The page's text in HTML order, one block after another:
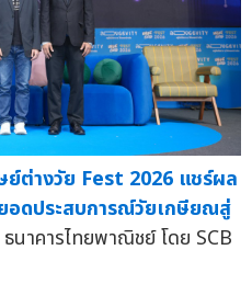
ย์ต่างวัย Fest 2026 แชร์ผล
ดประสบการณ์วัยเกษียณสู่
นาคารไทยพาณิชย์ โดย SCB